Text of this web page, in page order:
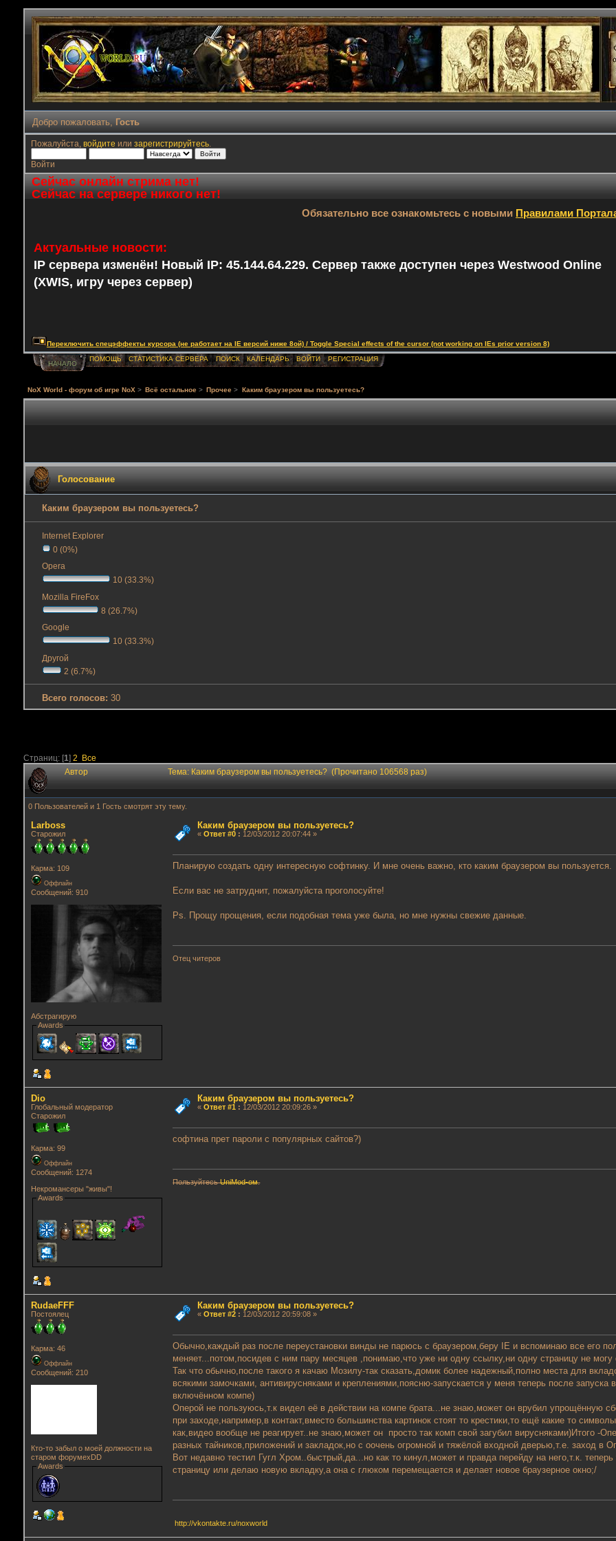
Добро пожаловать, Гость
Пожалуйста, войдите или зарегистрируйтесь.
Войти
Сейчас онлайн стрима нет!
Сейчас на сервере никого нет!
Обязательно все ознакомьтесь с новыми Правилами
Актуальные новости:
IP сервера изменён! Новый IP: 45.144.64.229. Сервер также доступен через Westwood Online
(XWIS, игру через сервер)
Переключить спецэффекты курсора (не работает на IE версий ниже 8ой) / Toggle Special effects of the cursor (not working on IEs prior version 8)
НАЧАЛО
ПОМОЩЬ СТАТИСТИКА СЕРВЕРА ПОИСК КАЛЕНДАРЬ ВОЙТИ РЕГИСТРАЦИЯ
NoX World - форум об игре NoX > Всё остальное > Прочее > Каким браузером вы пользуетесь?
Голосование
Каким браузером вы пользуетесь?
Internet Explorer
0 (0%)
Opera
10 (33.3%)
Mozilla FireFox
8 (26.7%)
Google
10 (33.3%)
Другой
2 (6.7%)
Всего голосов: 30
Страниц: [1] 2 Все
Автор Тема: Каким браузером вы пользуетесь? (Прочитано 106568 раз)
0 Пользователей и 1 Гость смотрят эту тему.
Lаrboss
Старожил
Карма: 109
Оффлайн
Сообщений: 910
Абстрагирую
Awards
Каким браузером вы пользуетесь?
« Ответ #0: 12/03/2012 20:07:44 »
Планирую создать одну интересную софтинку. И мне очень важно, кто каким браузером вы пользуется.
Если вас не затруднит, пожалуйста проголосуйте!
Ps. Прощу прощения, если подобная тема уже была, но мне нужны свежие данные.
Отец читеров
Dio
Глобальный модератор
Старожил
Карма: 99
Оффлайн
Сообщений: 1274
Некромансеры "живы"!
Awards
Каким браузером вы пользуетесь?
« Ответ #1 : 12/03/2012 20:09:26 »
софтина прет пароли с популярных сайтов?)
ПользуйтесьUniMod-ом.
RudaeFFF
Постоялец
Карма: 46
Оффлайн
Сообщений: 210
Кто-то забыл о моей должности на
старом форумеxDD
Awards
Каким браузером вы пользуетесь?
« Ответ #2: 12/03/2012 20:59:08 »
Обычно,каждый раз после переустановки винды не парюсь с браузером,беру IE и вспоминаю все его
меняет...потом,посидев с ним пару месяцев ,понимаю,что уже ни одну ссылку,ни одну страницу не могу
Так что обычно,после такого я качаю Мозилу-так сказать,домик более надежный,полно места для
всякими замочками, антивирусняками и креплениями,поясню-запускается у меня теперь после
включённом компе)
Оперой не пользуюсь,т.к видел её в действии на компе брата...не знаю,может он врубил упрощённую
при заходе,например,в контакт,вместо большинства картинок стоят то крестики,то ещё какие то
как,видео вообще не реагирует..не знаю,может он просто так комп свой загубил вирусняками)Итого -
разных тайников,приложений и закладок,но с оочень огромной и тяжёлой входной дверью,т.е. заход в
Вот недавно тестил Гугл Хром..быстрый,да...но как то кинул,может и правда перейду на него,т.к.
страницу или делаю новую вкладку,а она с глюком перемещается и делает новое браузерное окно;/
http://vkontakte.ru/noxworld